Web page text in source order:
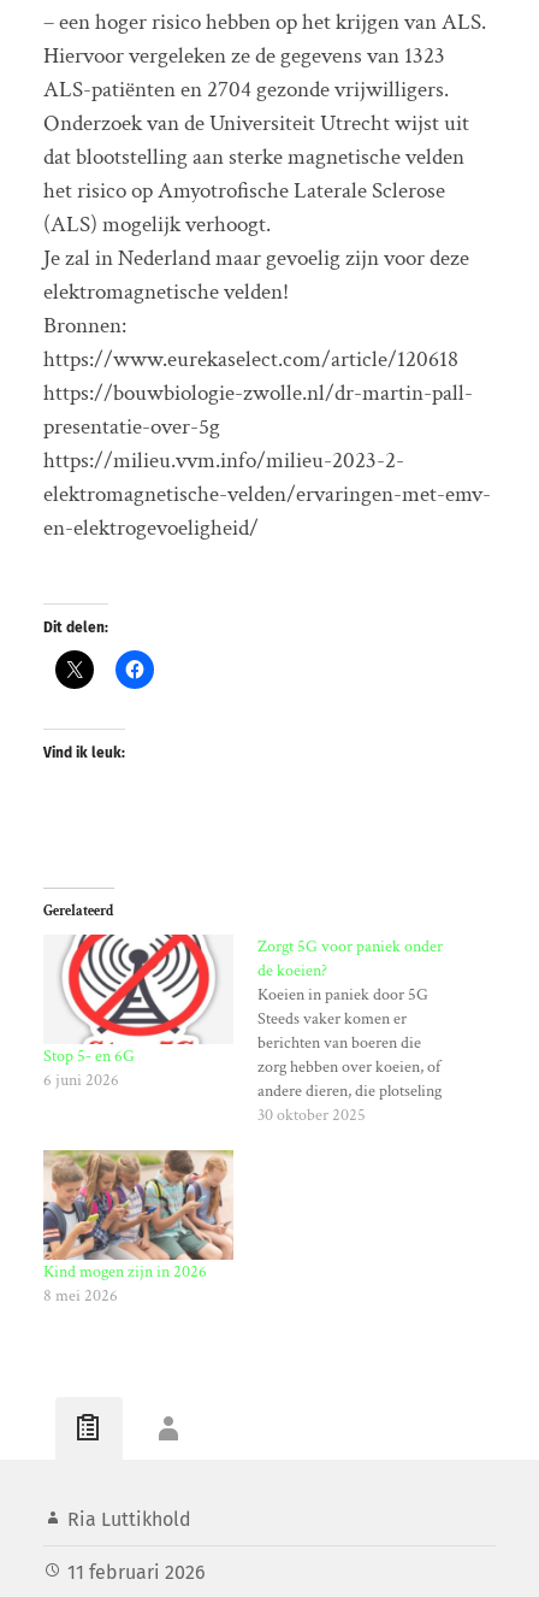
– een hoger risico hebben op het krijgen van ALS.
Hiervoor vergeleken ze de gegevens van 1323
ALS-patiënten en 2704 gezonde vrijwilligers.
Onderzoek van de Universiteit Utrecht wijst uit
dat blootstelling aan sterke magnetische velden
het risico op Amyotrofische Laterale Sclerose
(ALS) mogelijk verhoogt.
Je zal in Nederland maar gevoelig zijn voor deze
elektromagnetische velden!
Bronnen:
https://www.eurekaselect.com/article/120618
https://bouwbiologie-zwolle.nl/dr-martin-pall-
presentatie-over-5g
https://milieu.vvm.info/milieu-2023-2-
elektromagnetische-velden/ervaringen-met-emv-
en-elektrogevoeligheid/
Dit delen:
Vind ik leuk:
Gerelateerd
Stop 5- en 6G
6 juni 2026
Zorgt 5G voor paniek onder
de koeien?
Koeien in paniek door 5G
Steeds vaker komen er
berichten van boeren die
zorg hebben over koeien, of
andere dieren, die plotseling
in paniek raken en moeilijk
30 oktober 2025
Kind mogen zijn in 2026
8 mei 2026
Ria Luttikhold
11 februari 2026